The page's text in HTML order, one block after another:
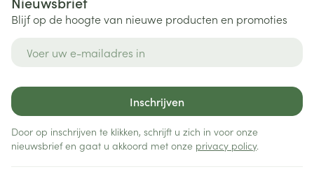
Blijf op de hoogte van nieuwe producten en promoties
Inschrijven
Door op inschrijven te klikken, schrijft u zich in voor onze
nieuwsbrief en gaat u akkoord met onze privacy policy.